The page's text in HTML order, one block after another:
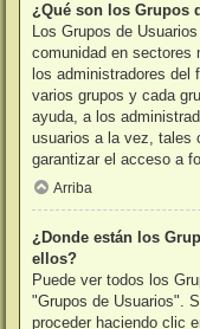
¿Qué son los Grupos
Los Grupos de
comunidad en sectores
los administradores del
varios grupos y cada
ayuda, a los
usuarios a la vez, tales
garantizar el acceso a
Arriba
¿Donde están los
ellos?
Puede ver todos los
"Grupos de Usuarios".
proceder haciendo clic